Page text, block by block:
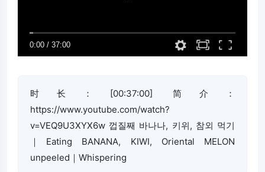
时长：[00:37:00] 简介：
https://www.youtube.com/watch?
v=VEQ9U3XYX6w 껍질째 바나나, 키위, 참외 먹기
｜Eating BANANA, KIWI, Oriental MELON
unpeeled｜Whispering